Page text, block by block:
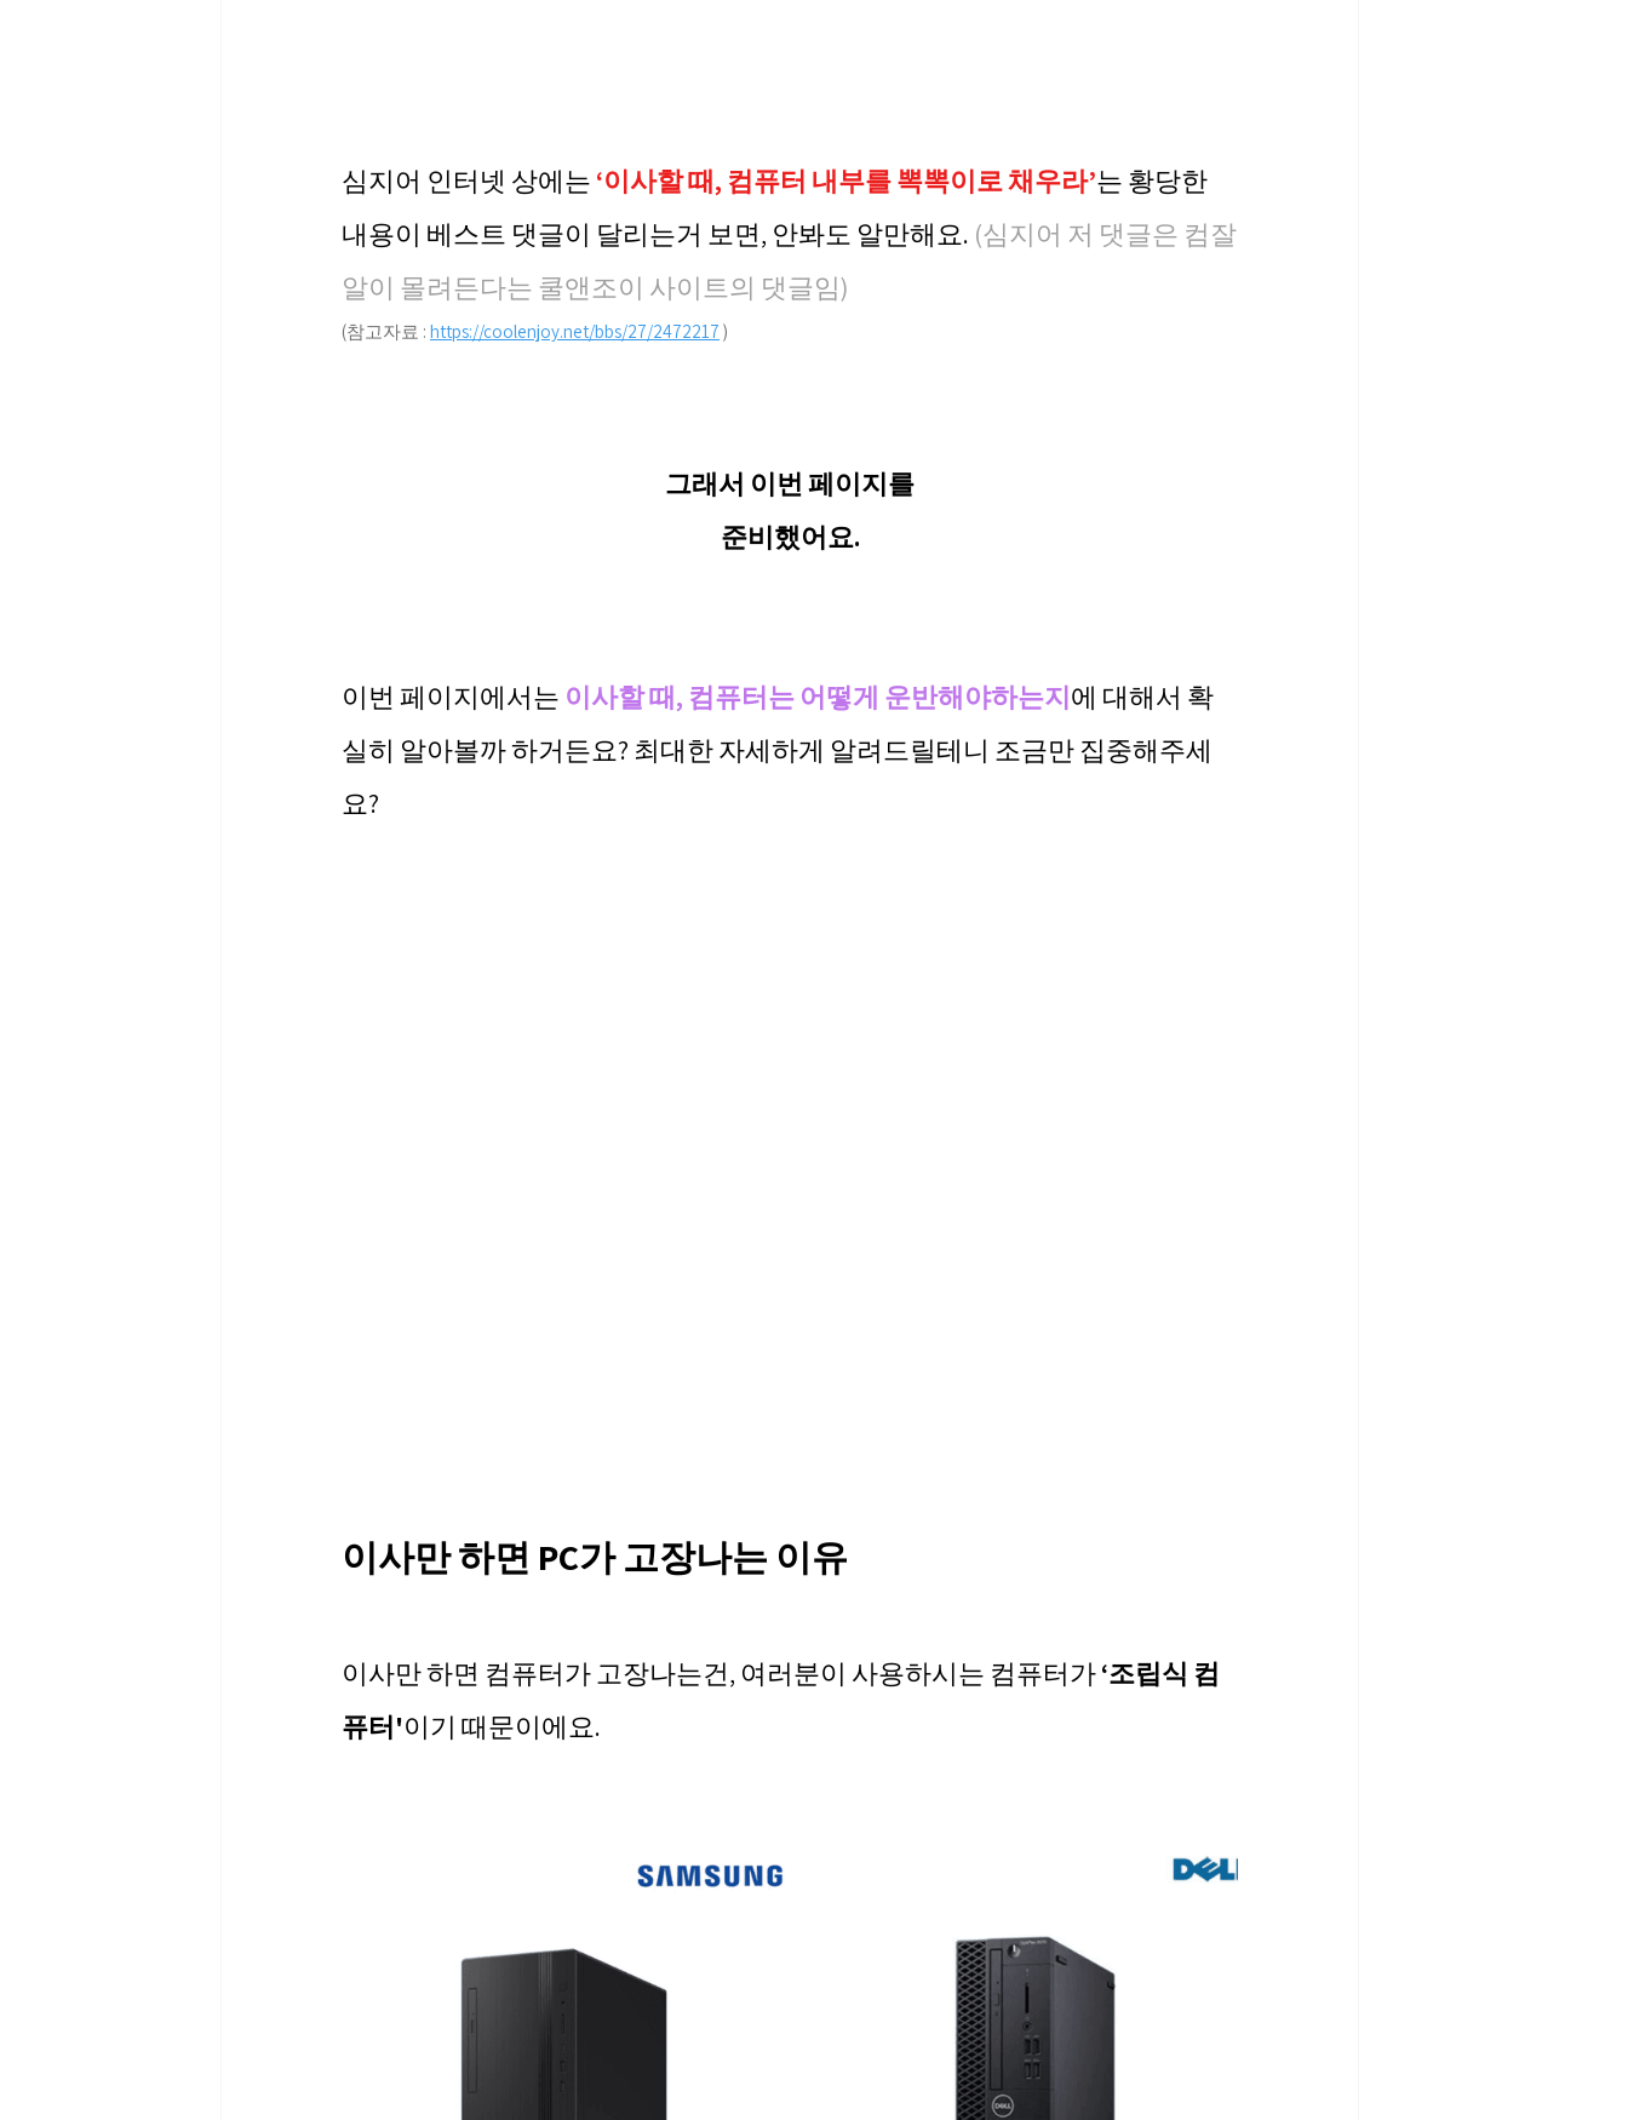
심지어 인터넷 상에는 ‘이사할 때, 컴퓨터 내부를 뽁뽁이로 채우라’는 황당한
내용이 베스트 댓글이 달리는거 보면, 안봐도 알만해요. (심지어 저 댓글은 컴잘
알이 몰려든다는 쿨앤조이 사이트의 댓글임)
(참고자료 : https://coolenjoy.net/bbs/27/2472217 )
그래서 이번 페이지를
준비했어요.
이번 페이지에서는 이사할 때, 컴퓨터는 어떻게 운반해야하는지에 대해서 확
실히 알아볼까 하거든요? 최대한 자세하게 알려드릴테니 조금만 집중해주세
요?
이사만 하면 PC가 고장나는 이유
이사만 하면 컴퓨터가 고장나는건, 여러분이 사용하시는 컴퓨터가 ‘조립식 컴
퓨터'이기 때문이에요.